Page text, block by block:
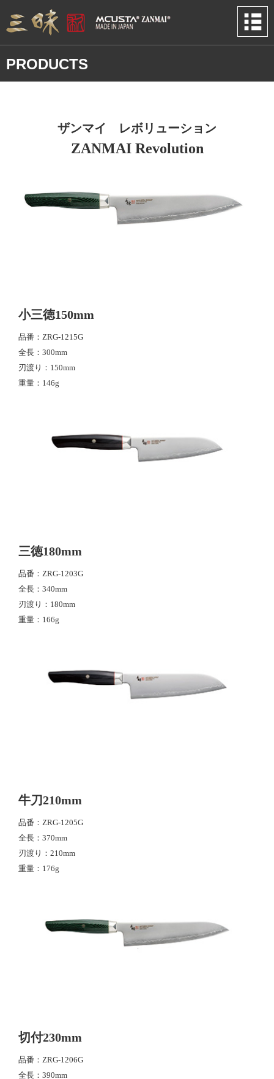
PRODUCTS
ザンマイ レボリューション
ZANMAI Revolution
小三徳150mm
品番
ZRG-1215G
全長
300mm
刃渡り
150mm
重量
146g
三徳180mm
品番
ZRG-1203G
全長
340mm
刃渡り
180mm
重量
166g
牛刀210mm
品番
ZRG-1205G
全長
370mm
刃渡り
210mm
重量
176g
切付230mm
品番
ZRG-1206G
全長
390mm